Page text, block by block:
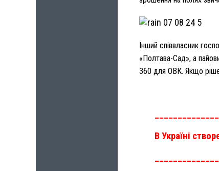
Інший співвласник
«Полтава-Сад», а
360 для ОВК. Якщо
В Україні